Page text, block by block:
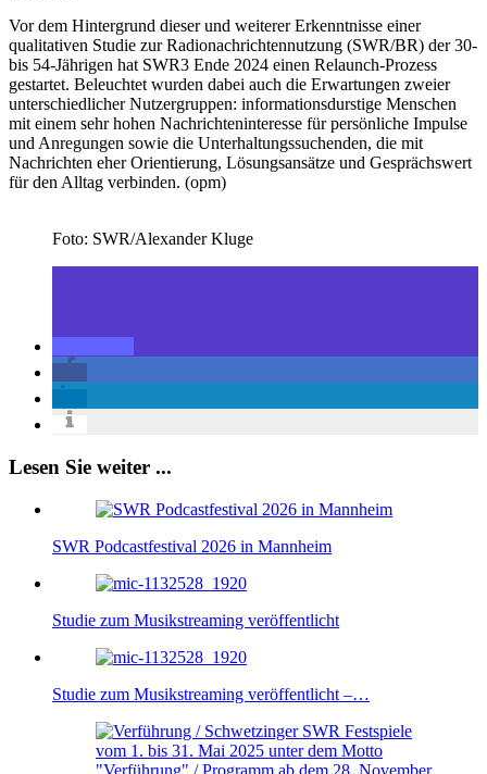
Vor dem Hintergrund dieser und weiterer Erkenntnisse einer
qualitativen Studie zur Radionachrichtennutzung (SWR/BR) der 30-
bis 54-Jährigen hat SWR3 Ende 2024 einen Relaunch-Prozess
gestartet. Beleuchtet wurden dabei auch die Erwartungen zweier
unterschiedlicher Nutzergruppen: informationsdurstige Menschen
mit einem sehr hohen Nachrichteninteresse für persönliche Impulse
und Anregungen sowie die Unterhaltungssuchenden, die mit
Nachrichten eher Orientierung, Lösungsansätze und Gesprächswert
für den Alltag verbinden. (opm)
Foto: SWR/Alexander Kluge
Lesen Sie weiter ...
SWR Podcastfestival 2026 in Mannheim
Studie zum Musikstreaming veröffentlicht
Studie zum Musikstreaming veröffentlicht –…